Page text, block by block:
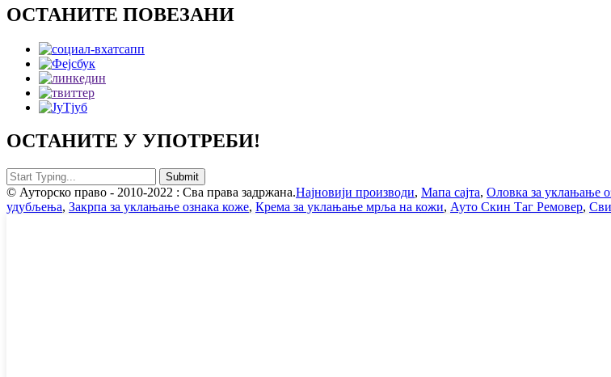
ОСТАНИТЕ ПОВЕЗАНИ
ОСТАНИТЕ У УПОТРЕБИ!
© Ауторско право - 2010-2022 : Сва права задржана.Најновији производи, Мапа сајта, Оловка за уклањање
удубљења, Закрпа за уклањање ознака коже, Крема за уклањање мрља на кожи, Ауто Скин Таг Ремовер,